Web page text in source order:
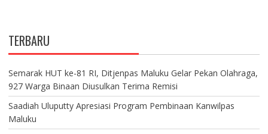
TERBARU
Semarak HUT ke-81 RI, Ditjenpas Maluku Gelar Pekan Olahraga,
927 Warga Binaan Diusulkan Terima Remisi
Saadiah Uluputty Apresiasi Program Pembinaan Kanwilpas
Maluku